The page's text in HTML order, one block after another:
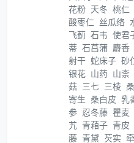
花粉 天冬 桃仁
酸枣仁 丝瓜络
飞蓟 石韦 使君
蒂 石菖蒲 麝香
射干 蛇床子 砂
银花 山药 山柰
菇 三七 三棱
寄生 桑白皮 乳
参 忍冬藤 瞿麦
艽 青葙子 青皮
藤 青黛 芡实